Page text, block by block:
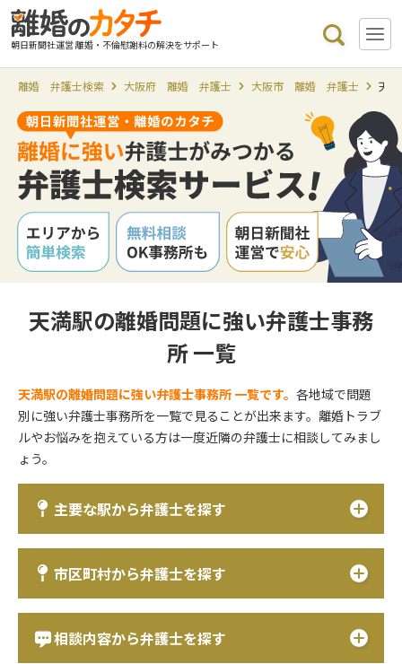
朝日新聞社運営 離婚・不倫慰謝料の解決をサポート
離婚 弁護士検索 大阪府 離婚 弁護士 大阪市 離婚 弁護士 天
天満駅の離婚問題に強い弁護士事務
所 一覧
天満駅の離婚問題に強い弁護士事務所 一覧です。各地域で問題
別に強い弁護士事務所を一覧で見ることが出来ます。離婚トラブ
ルやお悩みを抱えている方は一度近隣の弁護士に相談してみまし
ょう。
主要な駅から弁護士を探す
市区町村から弁護士を探す
相談内容から弁護士を探す